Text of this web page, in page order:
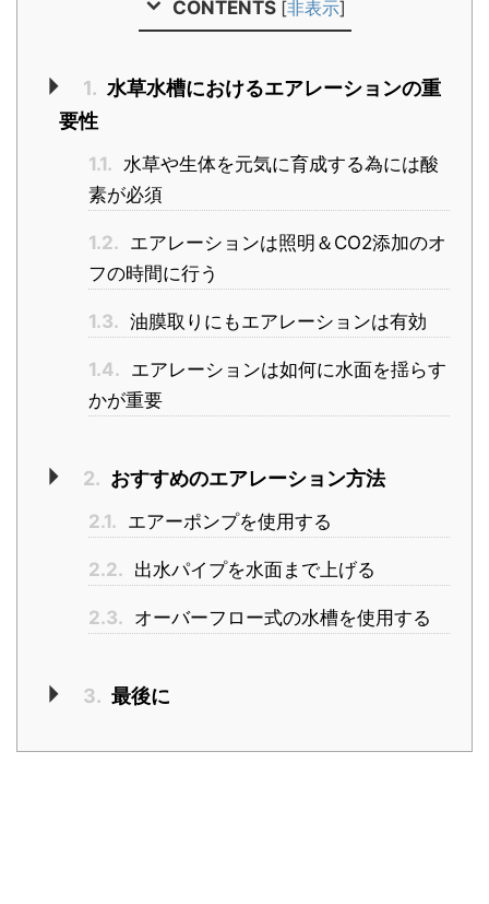
CONTENTS [非表示]
1. 水草水槽におけるエアレーションの重
要性
1.1. 水草や生体を元気に育成する為には酸
素が必須
1.2. エアレーションは照明＆CO2添加のオ
フの時間に行う
1.3. 油膜取りにもエアレーションは有効
1.4. エアレーションは如何に水面を揺らす
かが重要
2. おすすめのエアレーション方法
2.1. エアーポンプを使用する
2.2. 出水パイプを水面まで上げる
2.3. オーバーフロー式の水槽を使用する
3. 最後に